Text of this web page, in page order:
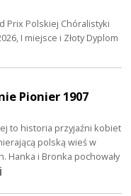
Prix Polskiej Chóralistyki
I miejsce i Złoty Dyplom
Pionier 1907
to historia przyjaźni kobiet
polską wieś w
Hanka i Bronka pochowały